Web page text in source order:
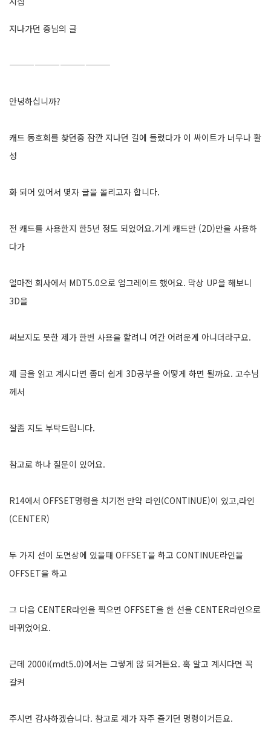
지나가던 중님의 글
————————————
안녕하십니까?
캐드 동호회를 찾던중 잠깐 지나던 길에 들렀다가 이 싸이트가 너무나 활
성
화 되어 있어서 몇자 글을 올리고자 합니다.
전 캐드를 사용한지 한5년 정도 되었어요.기계 캐드만 (2D)만을 사용하
다가
얼마전 회사에서 MDT5.0으로 업그레이드 했어요. 막상 UP을 해보니
3D을
써보지도 못한 제가 한번 사용을 할려니 여간 어려운게 아니더라구요.
제 글을 읽고 계시다면 좀더 쉽게 3D공부을 어떻게 하면 될까요. 고수님
께서
잘좀 지도 부탁드립니다.
참고로 하나 질문이 있어요.
R14에서 OFFSET명령을 치기전 만약 라인(CONTINUE)이 있고,라인
(CENTER)
두 가지 선이 도면상에 있을때 OFFSET을 하고 CONTINUE라인을
OFFSET을 하고
그 다음 CENTER라인을 찍으면 OFFSET을 한 선을 CENTER라인으로
바뀌었어요.
근데 2000i(mdt5.0)에서는 그렇게 않 되거든요. 혹 알고 계시다면 꼭
갈켜
주시면 감사하겠습니다. 참고로 제가 자주 즐기던 명령이거든요.